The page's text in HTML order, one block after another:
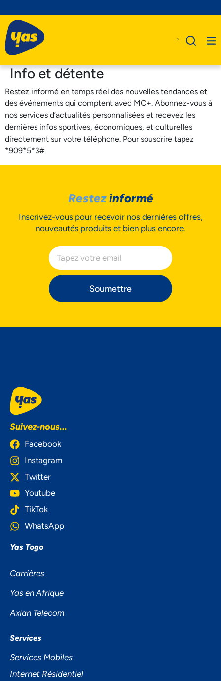
A Propos De Nous
Produits
Assistance
Info et détente
Restez informé en temps réel des nouvelles tendances et
des événements qui comptent avec MC+. Abonnez-vous à
nos services d’actualités personnalisées et recevez les
dernières infos sportives, économiques, et culturelles
directement sur votre téléphone. Pour souscrire tapez
*909*5*3#
Restezinformé
Inscrivez-vous pour recevoir nos dernières offres,
nouveautés produits et bien plus encore.
Soumettre
Suivez-nous...
Facebook
Instagram
Twitter
Youtube
TikTok
WhatsApp
Yas Togo
Carrières
Yas en Afrique
Axian Telecom
Services
Services Mobiles
Internet Résidentiel
NOUS ACCORDONS DE
L'IMPORTANCE À VOTRE VIE
PRIVÉE